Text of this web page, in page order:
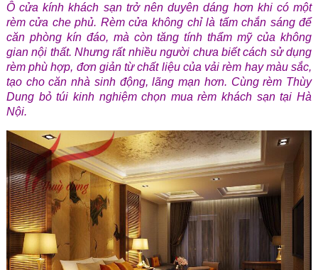
Ô cửa kính khách sạn trở nên duyên dáng hơn khi có một
rèm cửa che phủ. Rèm cửa không chỉ là tấm chắn sáng để
căn phòng kín đáo, mà còn tăng tính thẩm mỹ của không
gian nội thất. Nhưng rất nhiều người chưa biết cách sử dụng
rèm phù hợp, đơn giản từ chất liệu của vải rèm hay màu sắc,
tạo cho căn nhà sinh động, lãng mạn hơn. Cùng rèm Thùy
Dung bỏ túi kinh nghiệm chọn mua rèm khách sạn tại Hà
Nội.